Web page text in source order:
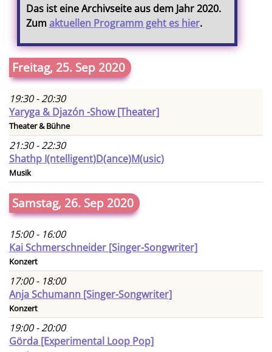
Das ist eine Archivseite aus dem Jahr 2020.
Zumaktuellen Programm geht es hier.
Freitag, 25. Sep 2020
19:30 - 20:30
Yaryga & Djazón -Show [Theater]
Theater & Bühne
21:30 - 22:30
Shathp I(ntelligent)D(ance)M(usic)
Musik
Samstag, 26. Sep 2020
15:00 - 16:00
Kai Schmerschneider [Singer-Songwriter]
Konzert
17:00 - 18:00
Anja Schumann [Singer-Songwriter]
Konzert
19:00 - 20:00
Görda [Experimental Loop Pop]